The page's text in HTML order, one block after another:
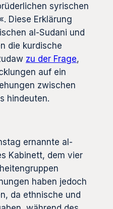
syrischen
Diese Erklärung
al-Sudani und
die kurdische
zu der Frage,
auf ein
zwischen
hindeuten.
ernannte al-
Kabinett, dem vier
haben jedoch
da ethnische und